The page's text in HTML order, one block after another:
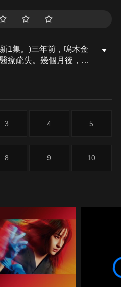
1集。)三年前，鳴木金
療疏失。幾個月後，認
3 4 5
8 9 10